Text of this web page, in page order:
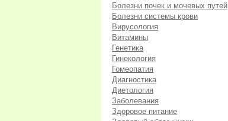
Болезни почек и мочевых путей
Болезни системы крови
Вирусология
Витамины
Генетика
Гинекология
Гомеопатия
Диагностика
Диетология
Заболевания
Здоровое питание